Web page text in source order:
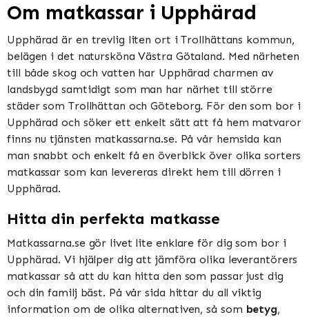
Om matkassar i Upphärad
Upphärad är en trevlig liten ort i Trollhättans kommun,
belägen i det natursköna Västra Götaland. Med närheten
till både skog och vatten har Upphärad charmen av
landsbygd samtidigt som man har närhet till större
städer som Trollhättan och Göteborg. För den som bor i
Upphärad och söker ett enkelt sätt att få hem matvaror
finns nu tjänsten matkassarna.se. På vår hemsida kan
man snabbt och enkelt få en överblick över olika sorters
matkassar som kan levereras direkt hem till dörren i
Upphärad.
Hitta din perfekta matkasse
Matkassarna.se gör livet lite enklare för dig som bor i
Upphärad. Vi hjälper dig att jämföra olika leverantörers
matkassar så att du kan hitta den som passar just dig
och din familj bäst. På vår sida hittar du all viktig
information om de olika alternativen, så som betyg,